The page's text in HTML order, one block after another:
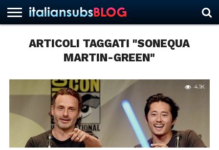
ARTICOLI TAGGATI "SONEQUA
MARTIN-GREEN"
4.1K